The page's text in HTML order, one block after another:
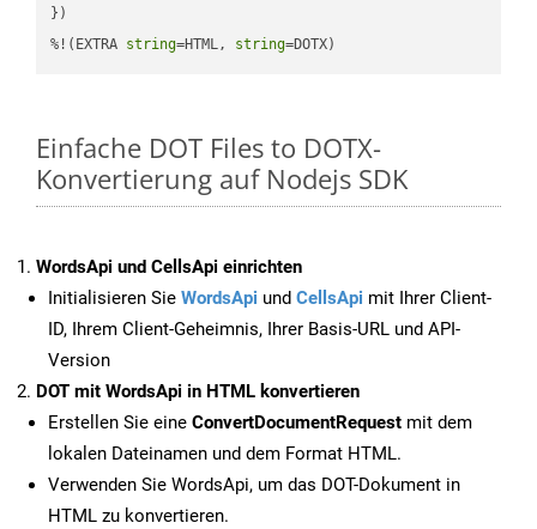
})
%!(EXTRA string=HTML, string=DOTX)
Einfache DOT Files to DOTX-
Konvertierung auf Nodejs SDK
WordsApi und CellsApi einrichten
Initialisieren Sie WordsApi und CellsApi mit Ihrer Client-
ID, Ihrem Client-Geheimnis, Ihrer Basis-URL und API-
Version
DOT mit WordsApi in HTML konvertieren
Erstellen Sie eine ConvertDocumentRequest mit dem
lokalen Dateinamen und dem Format HTML.
Verwenden Sie WordsApi, um das DOT-Dokument in
HTML zu konvertieren.